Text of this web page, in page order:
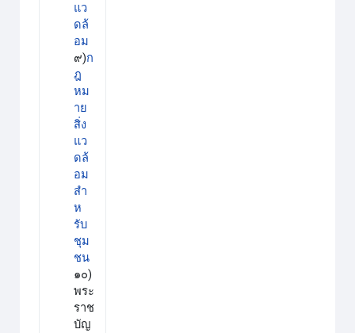
แว
ดล้
อม
๙)ก
ฎ
หม
าย
สิ่ง
แว
ดล้
อม
สำ
ห
รับ
ชุม
ชน
๑๐)
พระ
ราช
บัญ